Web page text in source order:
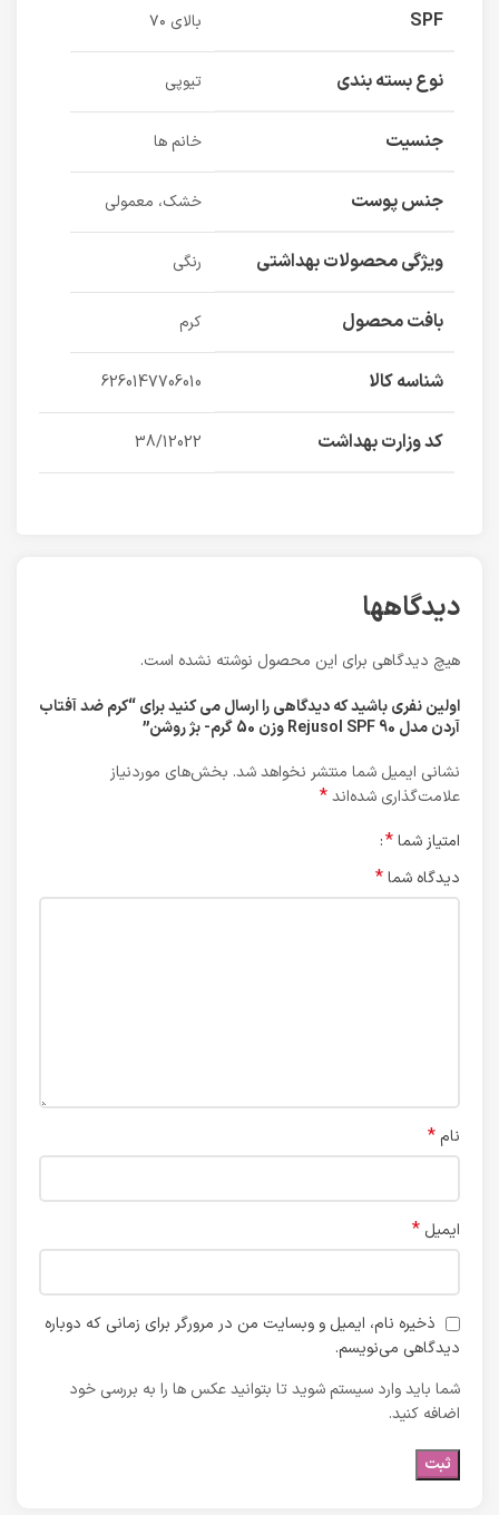
SPF بالای ۷۰
نوع بسته بندی تیوپی
جنسیت خانم ها
جنس پوست خشک، معمولی
ویژگی محصولات بهداشتی رنگی
بافت محصول کرم
شناسه کالا 6260147706010
کد وزارت بهداشت 38/12022
دیدگاهها
هیچ دیدگاهی برای این محصول نوشته نشده است.
اولین نفری باشید که دیدگاهی را ارسال می کنید برای “کرم ضد آفتاب
آردن مدل Rejusol SPF 90 وزن 50 گرم- بژ روشن”
نشانی ایمیل شما منتشر نخواهد شد. بخش‌های موردنیاز
علامت‌گذاری شده‌اند*
امتیاز شما*
دیدگاه شما*
نام *
ایمیل *
ذخیره نام، ایمیل و وبسایت من در مرورگر برای زمانی که دوباره
دیدگاهی می‌نویسم.
شما باید وارد سیستم شوید تا بتوانید عکس ها را به بررسی خود
اضافه کنید.